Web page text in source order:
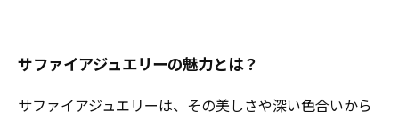
サファイアジュエリーの魅力とは？
サファイアジュエリーは、その美しさや深い色合いから